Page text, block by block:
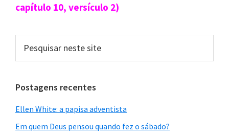
capítulo 10, versículo 2)
neste
Postagens recentes
Ellen White: a papisa adventista
Em quem Deus pensou quando fez o sábado?